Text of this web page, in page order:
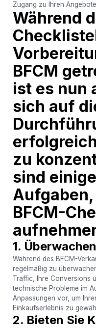
Zugang zu Ihren
Während
BFCM
ist es nun
sich auf
zu
sind
BFCM-
1.
Während des BFCM-
regelmäßig zu
Traffic, Ihre Conversions
technische Probleme im
Anpassungen vor, um
Einkaufserlebnis zu
2. Bieten Sie